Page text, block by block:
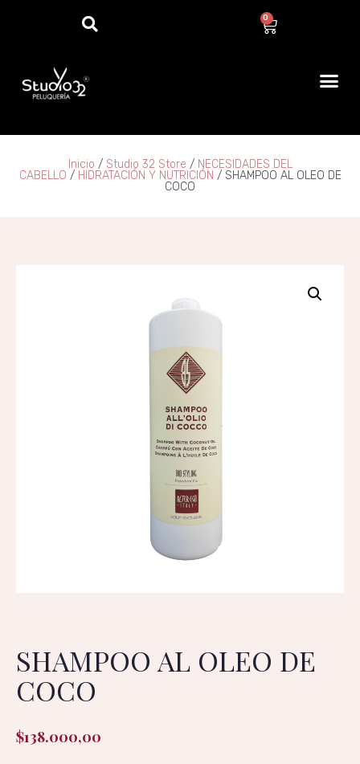
0
Inicio / Studio 32 Store / NECESIDADES DEL
CABELLO / HIDRATACIÓN Y NUTRICIÓN / SHAMPOO AL OLEO DE
COCO
SHAMPOO AL OLEO DE
COCO
$138.000,00